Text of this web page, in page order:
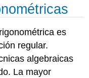
es
regular.
algebraicas
La mayor